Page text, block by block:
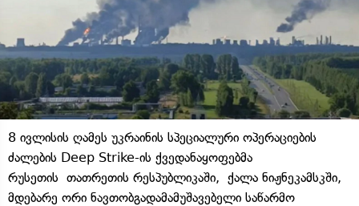
8 ივლისის ღამეს უკრაინის სპეციალური ოპერაციების
ძალების Deep Strike-ის ქვედანაყოფებმა
რუსეთის თათრეთის რესპუბლიკაში, ქალა ნიჟნეკამსკში,
მდებარე ორი ნავთობგადამამუშავებელი საწარმო